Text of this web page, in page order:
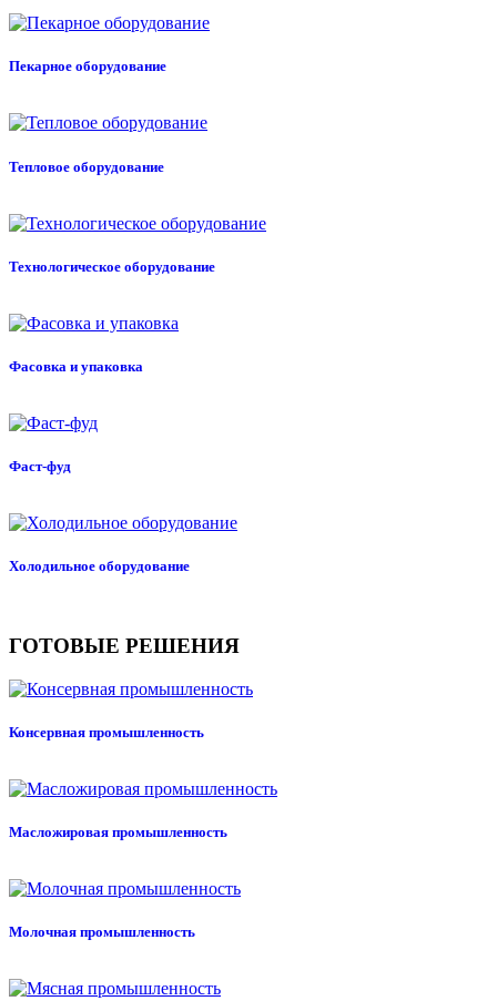
Пекарное оборудование
Тепловое оборудование
Технологическое оборудование
Фасовка и упаковка
Фаст-фуд
Холодильное оборудование
ГОТОВЫЕ РЕШЕНИЯ
Консервная промышленность
Масложировая промышленность
Молочная промышленность